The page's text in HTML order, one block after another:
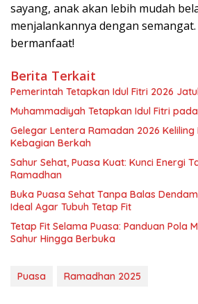
sayang, anak akan lebih mudah
menjalankannya dengan semangat.
bermanfaat!
Berita Terkait
Pemerintah Tetapkan Idul Fitri 2026
Muhammadiyah Tetapkan Idul Fitri
Gelegar Lentera Ramadan 2026 Keliling
Kebagian Berkah
Sahur Sehat, Puasa Kuat: Kunci Energi
Ramadhan
Buka Puasa Sehat Tanpa Balas
Ideal Agar Tubuh Tetap Fit
Tetap Fit Selama Puasa: Panduan Pola
Sahur Hingga Berbuka
Puasa Ramadhan 2025